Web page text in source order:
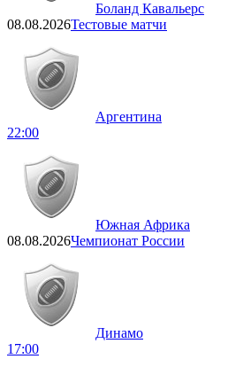
Боланд Кавальерс
08.08.2026Тестовые матчи
Аргентина
22:00
Южная Африка
08.08.2026Чемпионат России
Динамо
17:00